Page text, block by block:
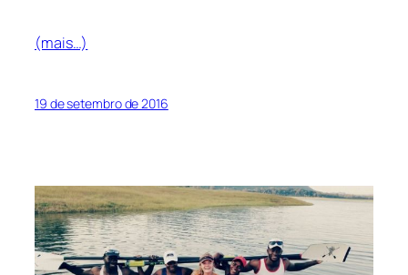
(mais…)
19 de setembro de 2016